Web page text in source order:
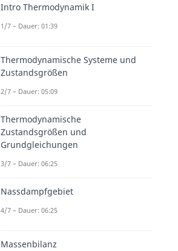
Intro Thermodynamik I
1/7 – Dauer: 01:39
Thermodynamische Systeme und
Zustandsgrößen
2/7 – Dauer: 05:09
Thermodynamische
Zustandsgrößen und
Grundgleichungen
3/7 – Dauer: 06:25
Nassdampfgebiet
4/7 – Dauer: 06:25
Massenbilanz